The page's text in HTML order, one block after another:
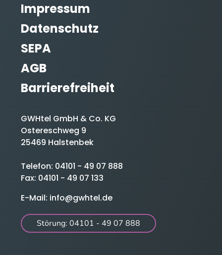
Impressum
Datenschutz
SEPA
AGB
Barrierefreiheit
GWHtel GmbH & Co. KG
Ostereschweg 9
25469 Halstenbek
Telefon: 04101 - 49 07 888
Fax: 04101 - 49 07 133
E-Mail: info@gwhtel.de
Störung: 04101 - 49 07 888